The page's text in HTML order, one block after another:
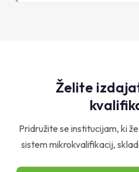
Želite
Pridružite se institucijam, ki
sistem mikrokvalifikacij,